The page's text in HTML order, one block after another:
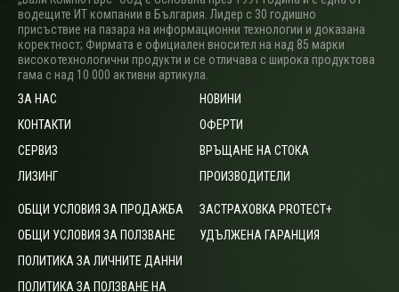
водещите ИТ компании в България. Лидер с 30 годишно
присъствие на пазара на информационни технологии и доказана
коректност; Фирмата е официален вносител на над 85 марки
високотехнологични продукти и се отличава с широка продуктова
гама с над 10 000 активни артикула.
ЗА НАС
КОНТАКТИ
СЕРВИЗ
ЛИЗИНГ
НОВИНИ
ОФЕРТИ
ВРЪЩАНЕ НА СТОКА
ПРОИЗВОДИТЕЛИ
ОБЩИ УСЛОВИЯ ЗА ПРОДАЖБА
ОБЩИ УСЛОВИЯ ЗА ПОЛЗВАНЕ
ПОЛИТИКА ЗА ЛИЧНИТЕ ДАННИ
ПОЛИТИКА ЗА ПОЛЗВАНЕ НА
ЗАСТРАХОВКА PROTECT+
УДЪЛЖЕНА ГАРАНЦИЯ